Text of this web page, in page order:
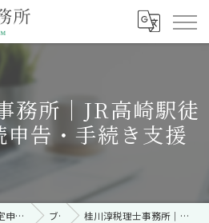
務所｜JR高崎駅徒
告・手続き支援
群馬で税理士｜相続・確定申告・契約時・無料相談なら「桂川淳税理士事務所」 ブログ 桂川淳税理士事務所｜JR高崎駅徒歩10分の相続申告・手続き支援